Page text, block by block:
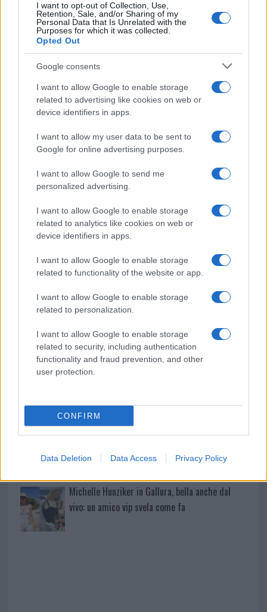
I want to opt-out of Collection, Use,
Retention, Sale, and/or Sharing of my
Personal Data that Is Unrelated with the
Purposes for which it was collected.
Opted Out
Google consents
I want to allow Google to enable storage
related to advertising like cookies on web or
device identifiers in apps.
I want to allow my user data to be sent to
Google for online advertising purposes.
I want to allow Google to send me
personalized advertising.
I want to allow Google to enable storage
related to analytics like cookies on web or
device identifiers in apps.
I want to allow Google to enable storage
related to functionality of the website or app.
I want to allow Google to enable storage
related to personalization.
I want to allow Google to enable storage
related to security, including authentication
functionality and fraud prevention, and other
user protection.
CONFIRM
Data Deletion Data Access Privacy Policy
Condividi l'articolo
F
a
ce
b
o
o
T
w
it
te
r
Pi
n
te
re
st
W
at
s
A
p
S
a
re
Articolo precedente
Prossimo articolo
NOTIZIE RECENTI
Jovanotti, Gabry Ponte e Alfa: Olbia ombelico del
Giorgia Meloni a La Maddalena, la vicesindaco:
“Orgoglio e discrezione per visita privata̶…
Incendio nella notte a Olbia, a fuoco due furgoni
A fuoco un deposito con bombole, intervento dei
vigili del fuoco a Rudalza
Maddalena, incendio a Monti d’à rena
Gallura
Michelle Hunziker in Gallura, bella anche dal
vivo: un amico vip svela come fa